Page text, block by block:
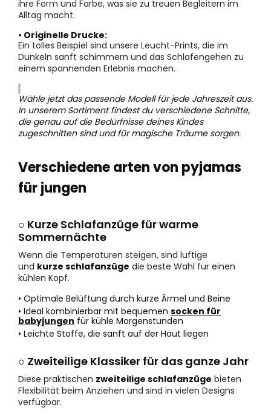
ihre Form und Farbe, was sie zu treuen Begleitern im
Alltag macht.
• Originelle Drucke:
Ein tolles Beispiel sind unsere Leucht-Prints, die im
Dunkeln sanft schimmern und das Schlafengehen zu
einem spannenden Erlebnis machen.
Wähle jetzt das passende Modell für jede Jahreszeit aus.
In unserem Sortiment findest du verschiedene Schnitte,
die genau auf die Bedürfnisse deines Kindes
zugeschnitten sind und für magische Träume sorgen.
Verschiedene arten von pyjamas
für jungen
○ Kurze Schlafanzüge für warme
Sommernächte
Wenn die Temperaturen steigen, sind luftige
und kurze schlafanzüge die beste Wahl für einen
kühlen Kopf.
• Optimale Belüftung durch kurze Ärmel und Beine
• Ideal kombinierbar mit bequemen socken für
babyjungen für kühle Morgenstunden
• Leichte Stoffe, die sanft auf der Haut liegen
○ Zweiteilige Klassiker für das ganze Jahr
Diese praktischen zweiteilige schlafanzüge bieten
Flexibilität beim Anziehen und sind in vielen Designs
verfügbar.